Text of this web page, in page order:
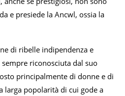
e presiede la Ancwl, ossia la
di ribelle indipendenza e
riconosciuta dal suo
principalmente di donne e di
larga popolarità di cui gode a